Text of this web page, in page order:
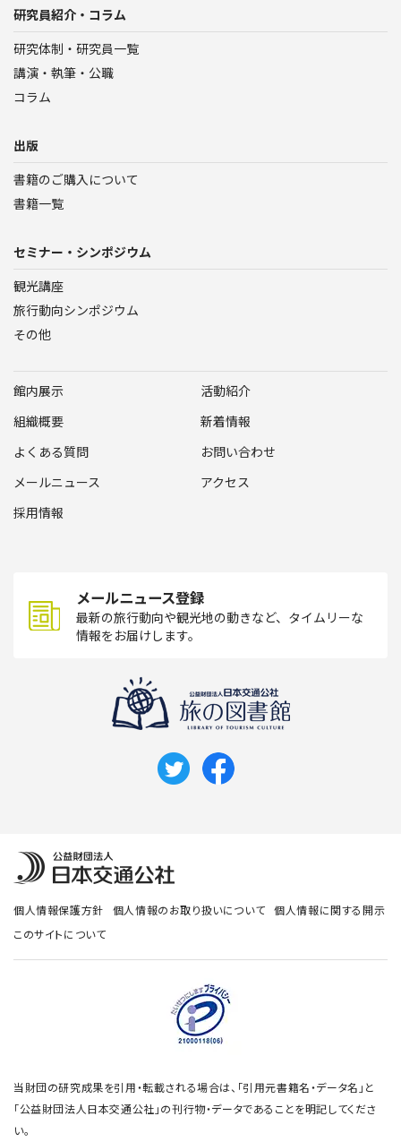
研究員紹介・コラム
研究体制・研究員一覧
講演・執筆・公職
コラム
出版
書籍のご購入について
書籍一覧
セミナー・シンポジウム
観光講座
旅行動向シンポジウム
その他
館内展示
活動紹介
組織概要
新着情報
よくある質問
お問い合わせ
メールニュース
アクセス
採用情報
メールニュース登録
最新の旅行動向や観光地の動きなど、タイムリーな
情報をお届けします。
個人情報保護方針 個人情報のお取り扱いについて
個人情報に関する開示
このサイトについて
当財団の研究成果を引用・転載される場合は、「引用元書籍名・データ名」と
「公益財団法人日本交通公社」の刊行物・データであることを明記してくださ
い。